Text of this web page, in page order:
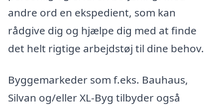
andre ord en ekspedient, som kan
rådgive dig og hjælpe dig med at finde
det helt rigtige arbejdstøj til dine behov.
Byggemarkeder som f.eks. Bauhaus,
Silvan og/eller XL-Byg tilbyder også